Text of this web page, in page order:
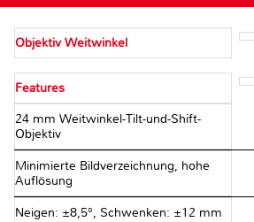
Objektiv Weitwinkel
Features
24 mm Weitwinkel-Tilt-und-Shift-
Objektiv
Minimierte Bildverzeichnung, hohe
Auflösung
Neigen: ±8,5°, Schwenken: ±12 mm